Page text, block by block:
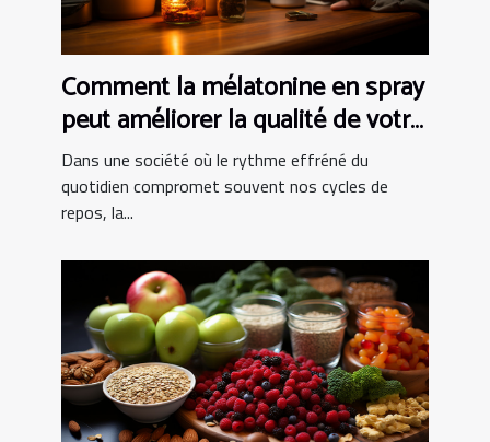
Comment la mélatonine en spray
peut améliorer la qualité de votre
sommeil
Dans une société où le rythme effréné du
quotidien compromet souvent nos cycles de
repos, la...